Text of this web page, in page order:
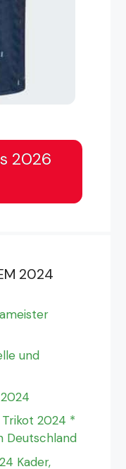
2026
2024
und
Trikot 2024 *
Deutschland
Kader,